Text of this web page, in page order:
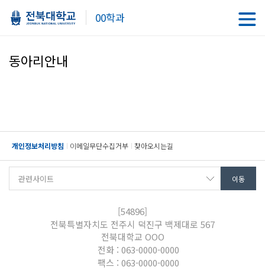
00학과
동아리안내
개인정보처리방침 이메일무단수집거부 찾아오시는길
[54896]
전북특별자치도 전주시 덕진구 백제대로 567
전북대학교 OOO
전화 : 063-0000-0000
팩스 : 063-0000-0000